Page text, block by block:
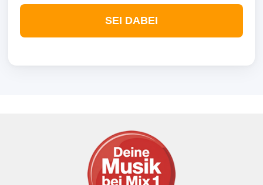
SEI DABEI